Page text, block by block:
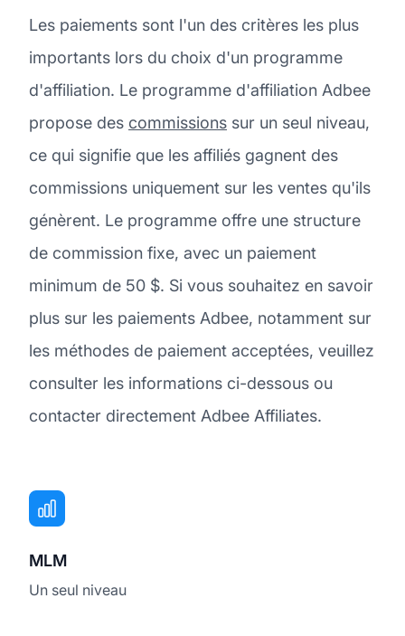
Les paiements sont l'un des critères les plus
importants lors du choix d'un programme
d'affiliation. Le programme d'affiliation Adbee
propose des commissions sur un seul niveau,
ce qui signifie que les affiliés gagnent des
commissions uniquement sur les ventes qu'ils
génèrent. Le programme offre une structure
de commission fixe, avec un paiement
minimum de 50 $. Si vous souhaitez en savoir
plus sur les paiements Adbee, notamment sur
les méthodes de paiement acceptées, veuillez
consulter les informations ci-dessous ou
contacter directement Adbee Affiliates.
MLM
Un seul niveau